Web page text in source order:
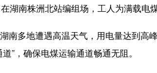
南株洲北站编组场，工人为满载电煤
多地遭遇高温天气，用电量达到高
”，确保电煤运输通道畅通无阻。